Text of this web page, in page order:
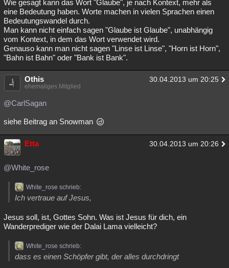
Wie gesagt kann das Wort "Glaube", je nach Kontext, mehr als
eine Bedeutung haben. Worte machen in vielen Sprachen einen
Bedeutungswandel durch.
Man kann nicht einfach sagen "Glaube ist Glaube", unabhängig
vom Kontext, in dem das Wort verwendet wird.
Genauso kann man nicht sagen "Linse ist Linse", "Horn ist Horn",
"Bahn ist Bahn" oder "Bank ist Bank".
Othis 30.04.2013 um 20:25
ehemaliges Mitglied
@CarlSagan
siehe Beitrag an Snowman
Etta 30.04.2013 um 20:26
@White_rose
White_rose schrieb:
Ich vertraue auf Jesus,
Jesus soll, ist, Gottes Sohn. Was ist Jesus für dich, ein
Wanderprediger wie der Dalai Lama vielleicht?
White_rose schrieb:
dass es einen Schöpfer gibt, der alles durchdringt